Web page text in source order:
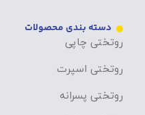
دسته بندی محصولات
روتختی چاپی
روتختی اسپرت
روتختی پسرانه